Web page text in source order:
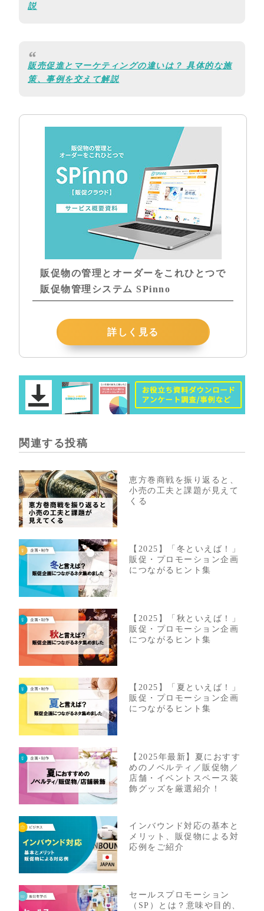
説
販売促進とマーケティングの違いは？ 具体的な施
策、事例を交えて解説
販促物の管理とオーダーをこれひとつで
販促物管理システム SPinno
詳しく見る
関連する投稿
恵方巻商戦を振り返ると、
小売の工夫と課題が見えて
くる
【2025】「冬といえば！」
販促・プロモーション企画
につながるヒント集
【2025】「秋といえば！」
販促・プロモーション企画
につながるヒント集
【2025】「夏といえば！」
販促・プロモーション企画
につながるヒント集
【2025年最新】夏におすす
めのノベルティ／販促物／
店舗・イベントスペース装
飾グッズを厳選紹介！
インバウンド対応の基本と
メリット、販促物による対
応例をご紹介
セールスプロモーション
（SP）とは？意味や目的、